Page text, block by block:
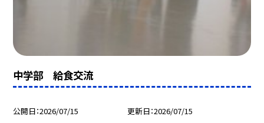
中学部 給食交流
公開日 2026/07/15 更新日 2026/07/15